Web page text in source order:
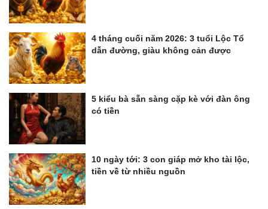
4 tháng cuối năm 2026: 3 tuổi Lộc Tổ
dẫn đường, giàu không cản được
5 kiểu bà sẵn sàng cặp kè với đàn ông
có tiền
10 ngày tới: 3 con giáp mở kho tài lộc,
tiền về từ nhiều nguồn